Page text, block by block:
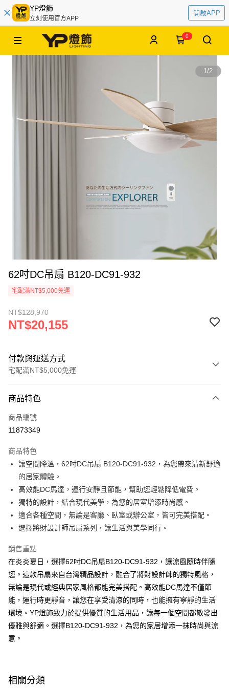
YP燈飾
立刻使用官方APP
開啟APP
0
1/2
62吋DC吊扇 B120-DC91-932
宅配滿NT$5,000免運
NT$128,970
NT$20,155
付款與運送方式
宅配滿NT$5,000免運
信用卡一次付款
LINE Pay
街口支付
悠遊付
Google Pay
全盈+PAY
相關說明
【關於「AFTEE先享後付」】
AFTEE先享後付是「在收到商品之後才付款」的支付方式。 讓您購物簡單
便利好安心！
１．簡單：不需註冊會員、不需綁卡、不需儲值。
２．便利：只要手機號碼，簡訊認證，即可結帳。
【「AFTEE先享後付」結帳流程】
１．於結帳方式選擇「AFTEE先享後付」後，將跳轉至「AFTEE先享後付」
結帳頁面，進行簡訊認證並確認金額後，即可完成結帳。
※ 請注意：結帳手續完成當下不需立刻繳費，但若您需要取消訂單，請聯絡
新竹貨運宅配
每筆NT$180，滿NT$5,000(含以上)免運費
商品特色
商品編號
11873349
商品特色
讓空間降溫，62吋DC吊扇 B120-DC91-932，為您帶來清新舒適
的居家體驗。
高效能DC馬達，運行安靜且節能，幫助您輕鬆降低電費。
獨特的設計，結合現代美學，為您的居室增添時尚感。
適合各種空間，無論是客廳、臥室或辦公室，皆可完美搭配。
選擇將財設計師吊扇系列，讓生活與美學同行。
銷售重點
在炎炎夏日，選擇62吋DC吊扇B120-DC91-932，讓涼風隨時伴隨
您。這款吊扇來自台灣精品設計，融合了將財設計師的獨特風格，
無論是現代或經典居家風格都能完美搭配。高效能DC馬達不僅節
能，運行時更靜音，讓您在享受清涼的同時，也能擁有寧靜的生活
環境。YP燈飾致力於提供優質的生活用品，讓每一個空間都散發出
優雅與舒適。選擇B120-DC91-932，為您的家居增添一抹時尚與涼
意。
相關分類